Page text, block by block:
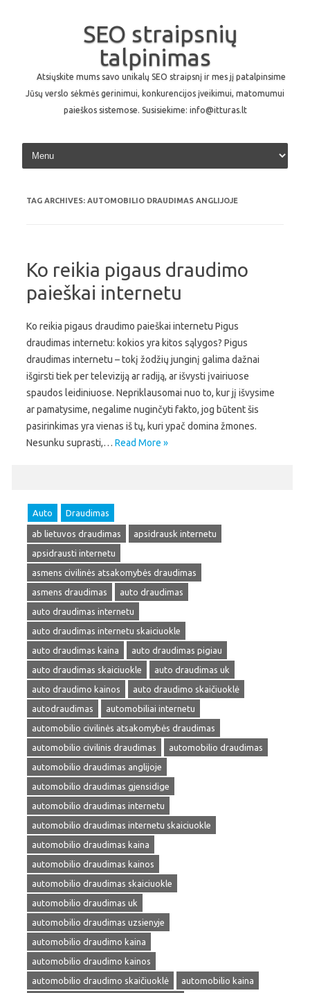
SEO straipsnių
talpinimas
Atsiųskite mums savo unikalų SEO straipsnį ir mes jį patalpinsime
Jūsų verslo sėkmės gerinimui, konkurencijos įveikimui, matomumui
paieškos sistemose. Susisiekime: info@itturas.lt
Skip to content
TAG ARCHIVES: AUTOMOBILIO DRAUDIMAS ANGLIJOJE
Ko reikia pigaus draudimo
paieškai internetu
Ko reikia pigaus draudimo paieškai internetu Pigus
draudimas internetu: kokios yra kitos sąlygos? Pigus
draudimas internetu – tokį žodžių junginį galima dažnai
išgirsti tiek per televiziją ar radiją, ar išvysti įvairiuose
spaudos leidiniuose. Nepriklausomai nuo to, kur jį išvysime
ar pamatysime, negalime nuginčyti fakto, jog būtent šis
pasirinkimas yra vienas iš tų, kuri ypač domina žmones.
Nesunku suprasti,… Read More »
Auto Draudimas
ab lietuvos draudimas
apsidrausk internetu
apsidrausti internetu
asmens civilinės atsakomybės draudimas
asmens draudimas
auto draudimas
auto draudimas internetu
auto draudimas internetu skaiciuokle
auto draudimas kaina
auto draudimas pigiau
auto draudimas skaiciuokle
auto draudimas uk
auto draudimo kainos
auto draudimo skaičiuoklė
autodraudimas
automobiliai internetu
automobilio civilinės atsakomybės draudimas
automobilio civilinis draudimas
automobilio draudimas
automobilio draudimas anglijoje
automobilio draudimas gjensidige
automobilio draudimas internetu
automobilio draudimas internetu skaiciuokle
automobilio draudimas kaina
automobilio draudimas kainos
automobilio draudimas skaiciuokle
automobilio draudimas uk
automobilio draudimas uzsienyje
automobilio draudimo kaina
automobilio draudimo kainos
automobilio draudimo skaičiuoklė
automobilio kaina